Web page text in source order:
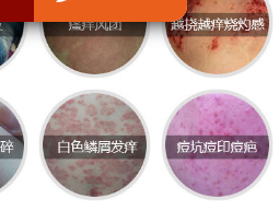
的主要特征是皮肤表面出
伴有剧烈瘙痒。病情可能
重者甚会反复发作，影响患
困扰
皮肤表面的风团和瘙痒，还